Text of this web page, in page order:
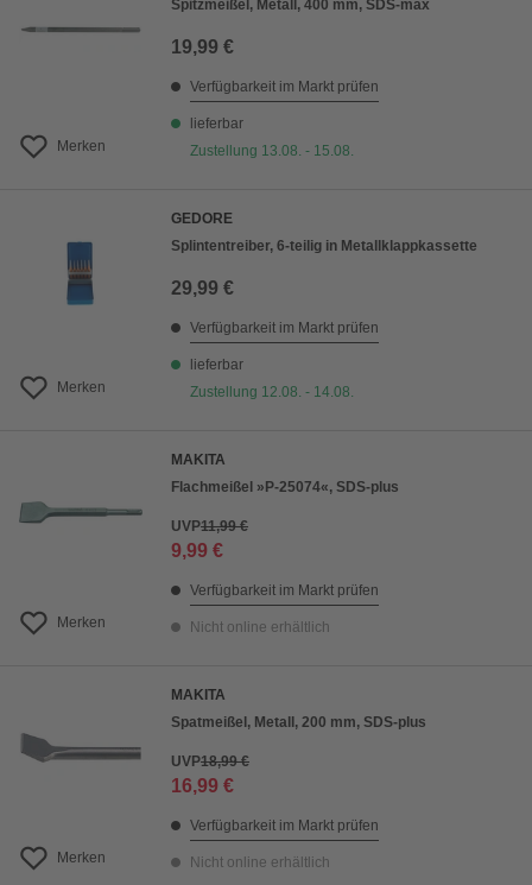
Merken
Spitzmeißel, Metall, 400 mm, SDS-max
19,99 €
Verfügbarkeit im Markt prüfen
lieferbar
Zustellung 13.08. - 15.08.
Merken
GEDORE
Splintentreiber, 6-teilig in Metallklappkassette
29,99 €
Verfügbarkeit im Markt prüfen
lieferbar
Zustellung 12.08. - 14.08.
Merken
MAKITA
Flachmeißel »P-25074«, SDS-plus
UVP11,99 €
9,99 €
Verfügbarkeit im Markt prüfen
Nicht online erhältlich
Merken
MAKITA
Spatmeißel, Metall, 200 mm, SDS-plus
UVP18,99 €
16,99 €
Verfügbarkeit im Markt prüfen
Nicht online erhältlich